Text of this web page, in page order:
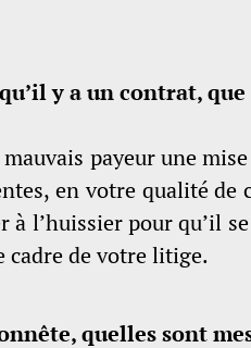
y a un contrat,
payeur une
en votre qualité de
l’huissier pour qu’il
cadre de votre litige.
quelles sont